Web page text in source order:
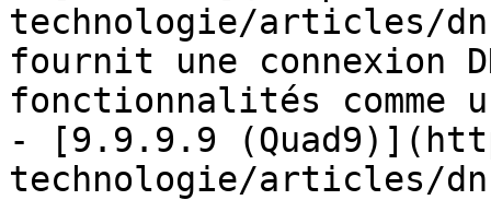
technologie/articles/
fournit une connexion
fonctionnalités comme
- [9.9.9.9
technologie/articles/